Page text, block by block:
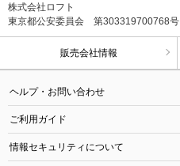
株式会社ロフト
東京都公安委員会 第303319700768号
販売会社情報
ヘルプ・お問い合わせ
ご利用ガイド
情報セキュリティについて